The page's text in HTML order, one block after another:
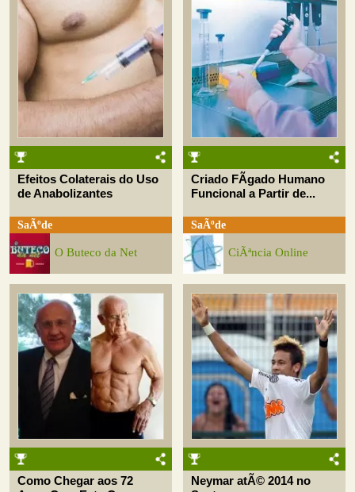
Efeitos Colaterais do Uso
de Anabolizantes
SaÃºde
O Buteco da Net
Criado FÃ­gado Humano
Funcional a Partir de...
SaÃºde
CiÃªncia Online
Como Chegar aos 72
Neymar atÃ© 2014 no